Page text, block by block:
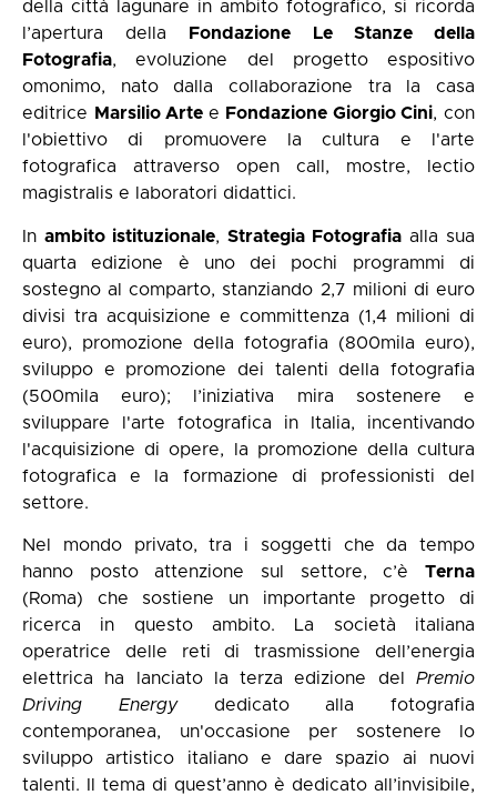
della città lagunare in ambito fotografico, si ricorda
l’apertura della
Fondazione Le Stanze della
Fotografia, evoluzione del progetto espositivo
omonimo, nato dalla collaborazione tra la casa
editrice
Marsilio Artee Fondazione Giorgio Cini, con
l'obiettivo di promuovere la cultura e l'arte
fotografica attraverso open call, mostre, lectio
magistralis e laboratori didattici.
Inambito istituzionale, Strategia Fotografiaalla sua
quarta edizione è uno dei pochi programmi di
sostegno al comparto, stanziando 2,7 milioni di euro
divisi tra acquisizione e committenza (1,4 milioni di
euro), promozione della fotografia (800mila euro),
sviluppo e promozione dei talenti della fotografia
(500mila euro); l’iniziativa mira sostenere e
sviluppare l'arte fotografica in Italia, incentivando
l'acquisizione di opere, la promozione della cultura
fotografica e la formazione di professionisti del
settore.
Nel mondo privato, tra i soggetti che da tempo
hanno posto attenzione sul settore, c’è Terna
(Roma) che sostiene un importante progetto di
ricerca in questo ambito. La società italiana
operatrice delle reti di trasmissione dell’energia
elettrica ha lanciato la terza edizione del Premio
Driving Energy dedicato alla fotografia
contemporanea, un'occasione per sostenere lo
sviluppo artistico italiano e dare spazio ai nuovi
talenti. Il tema di quest’anno è dedicato all’invisibile,